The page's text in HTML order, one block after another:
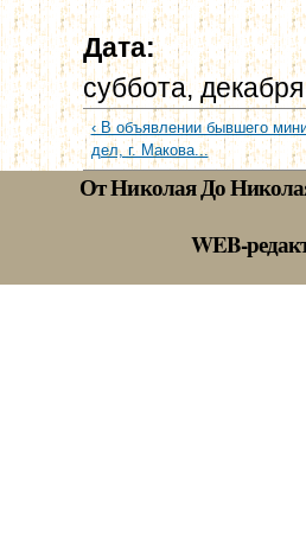
Дата:
суббота,
‹ В объявлении бывшего
дел, г. Макова...
От Николая До
WEB-